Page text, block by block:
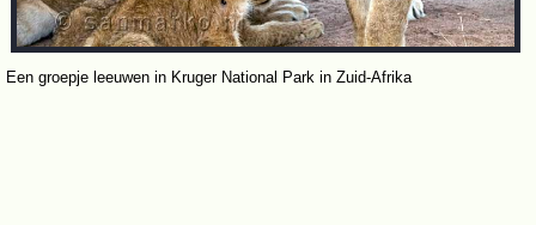
Een groepje leeuwen in Kruger National Park in Zuid-Afrika